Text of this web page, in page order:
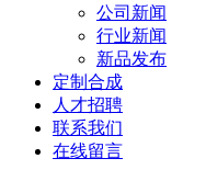
公司新闻
行业新闻
新品发布
定制合成
人才招聘
联系我们
在线留言